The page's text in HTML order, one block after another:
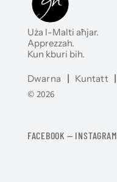
Uża l-Malti aħjar.
Apprezzah.
Kun kburi bih.
Dwarna | Kuntatt |
© 2026
FACEBOOK — INSTAGRAM